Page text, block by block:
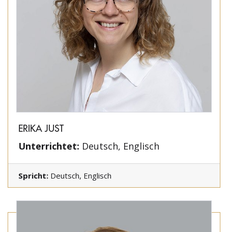
ERIKA JUST
Unterrichtet: Deutsch, Englisch
Spricht: Deutsch, Englisch